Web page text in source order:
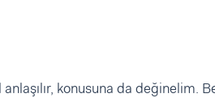
anlaşılır, konusuna da değinelim.